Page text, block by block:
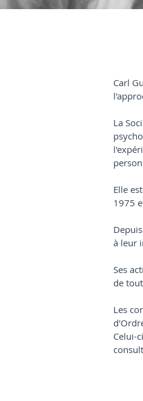
Carl
La
Elle
1975
à leur
Ses
de
Les
Celui-